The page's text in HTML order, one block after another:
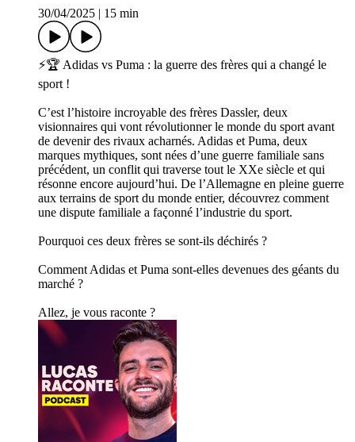
30/04/2025
15 min
⚡️🏆 Adidas vs Puma : la guerre des frères qui a changé le
sport !
C’est l’histoire incroyable des frères Dassler, deux
visionnaires qui vont révolutionner le monde du sport avant
de devenir des rivaux acharnés. Adidas et Puma, deux
marques mythiques, sont nées d’une guerre familiale sans
précédent, un conflit qui traverse tout le XXe siècle et qui
résonne encore aujourd’hui. De l’Allemagne en pleine guerre
aux terrains de sport du monde entier, découvrez comment
une dispute familiale a façonné l’industrie du sport.
Pourquoi ces deux frères se sont-ils déchirés ?
Comment Adidas et Puma sont-elles devenues des géants du
marché ?
Allez, je vous raconte ?